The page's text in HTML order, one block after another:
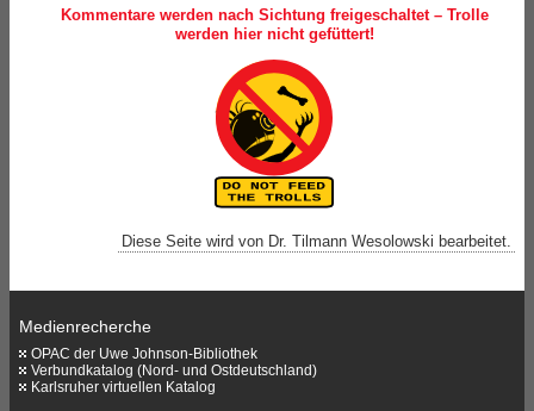
Kommentare werden nach Sichtung freigeschaltet – Trolle
werden hier nicht gefüttert!
Diese Seite wird von Dr. Tilmann Wesolowski bearbeitet.
Medienrecherche
OPAC der Uwe Johnson-Bibliothek
Verbundkatalog (Nord- und Ostdeutschland)
Karlsruher virtuellen Katalog